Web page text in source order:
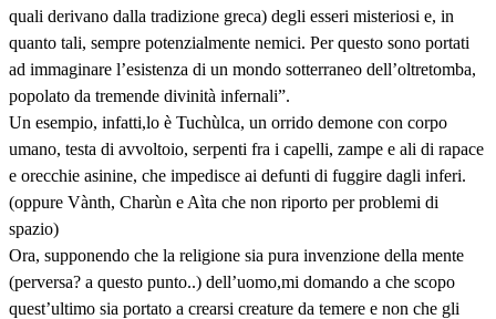
quali derivano dalla tradizione greca) degli esseri misteriosi e, in
quanto tali, sempre potenzialmente nemici. Per questo sono portati
ad immaginare l’esistenza di un mondo sotterraneo dell’oltretomba,
popolato da tremende divinità infernali”.
Un esempio, infatti,lo è Tuchùlca, un orrido demone con corpo
umano, testa di avvoltoio, serpenti fra i capelli, zampe e ali di rapace
e orecchie asinine, che impedisce ai defunti di fuggire dagli inferi.
(oppure Vànth, Charùn e Aìta che non riporto per problemi di
spazio)
Ora, supponendo che la religione sia pura invenzione della mente
(perversa? a questo punto..) dell’uomo,mi domando a che scopo
quest’ultimo sia portato a crearsi creature da temere e non che gli